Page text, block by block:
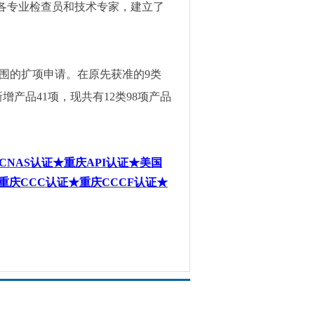
专业检查员和技术专家，建立了
的扩项申请。在原先获准的9类
产品41项，现共有12类98项产品
认证★重庆API认证★美国
庆CCC认证★重庆CCCF认证★